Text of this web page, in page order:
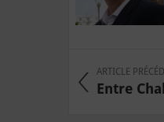
ARTICLE
Entre